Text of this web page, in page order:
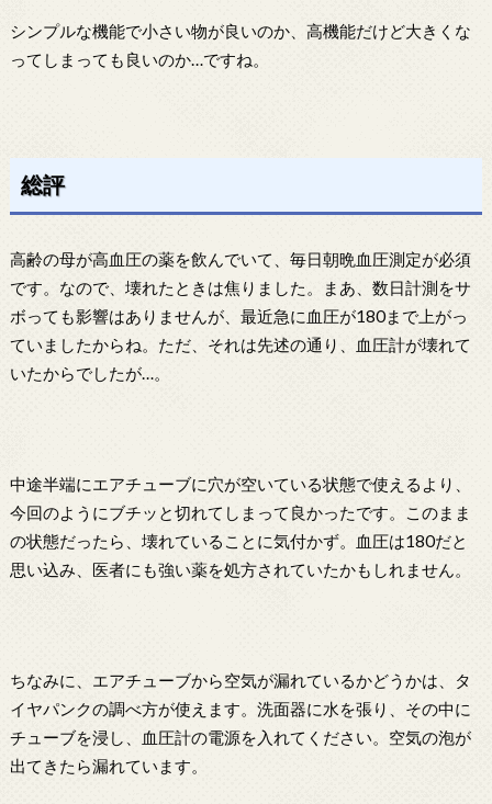
シンプルな機能で小さい物が良いのか、高機能だけど大きくな
ってしまっても良いのか…ですね。
総評
高齢の母が高血圧の薬を飲んでいて、毎日朝晩血圧測定が必須
です。なので、壊れたときは焦りました。まあ、数日計測をサ
ボっても影響はありませんが、最近急に血圧が180まで上がっ
ていましたからね。ただ、それは先述の通り、血圧計が壊れて
いたからでしたが…。
中途半端にエアチューブに穴が空いている状態で使えるより、
今回のようにブチッと切れてしまって良かったです。このまま
の状態だったら、壊れていることに気付かず。血圧は180だと
思い込み、医者にも強い薬を処方されていたかもしれません。
ちなみに、エアチューブから空気が漏れているかどうかは、タ
イヤパンクの調べ方が使えます。洗面器に水を張り、その中に
チューブを浸し、血圧計の電源を入れてください。空気の泡が
出てきたら漏れています。